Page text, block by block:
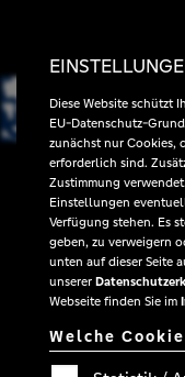
Diese Website schützt
EU-Datenschutz-
zunächst nur Cookies,
erforderlich sind.
Zustimmung
Einstellungen
Verfügung stehen. Es
geben, zu verweigern
unten auf dieser Seite
unserer
Webseite finden Sie im
Welche
3